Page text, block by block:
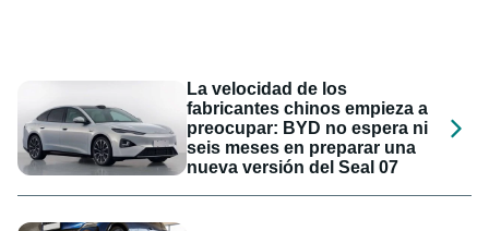
La velocidad de los
fabricantes chinos empieza a
preocupar: BYD no espera ni
seis meses en preparar una
nueva versión del Seal 07